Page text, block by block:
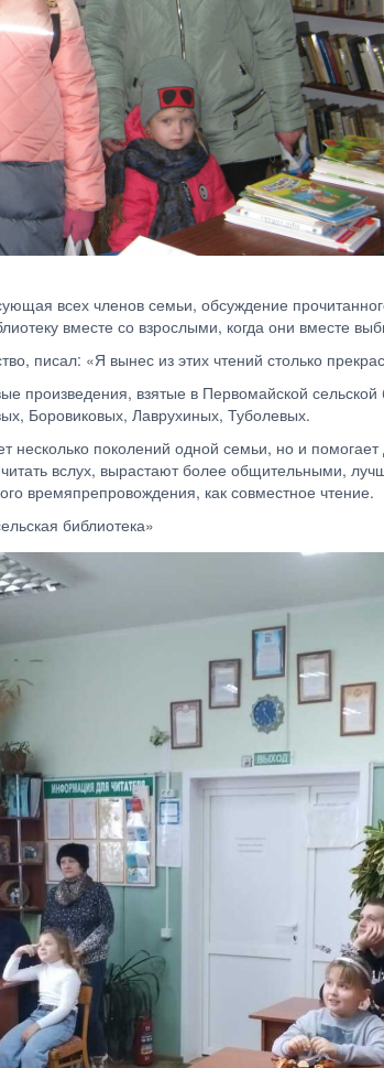
всех членов семьи, обсуждение
вместе со взрослыми, когда они вместе
писал: «Я вынес из этих чтений столько
произведения, взятые в Первомайской
Боровиковых, Лаврухиных, Туболевых.
несколько поколений одной семьи, но и
вслух, вырастают более общительными,
времяпрепровождения, как совместное чтение.
библиотека»